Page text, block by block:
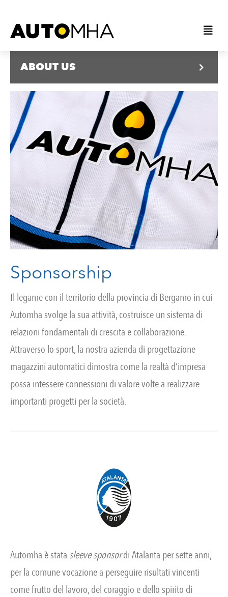
ABOUT US
Sponsorship
Il legame con il territorio della provincia di Bergamo in cui
Automha svolge la sua attività, costruisce un sistema di
relazioni fondamentali di crescita e collaborazione.
Attraverso lo sport, la nostra azienda di progettazione
magazzini automatici dimostra come la realtà d’impresa
possa intessere connessioni di valore volte a realizzare
importanti progetti per la società.
Automha è stata sleeve sponsordi Atalanta per sette anni,
per la comune vocazione a perseguire risultati vincenti
come frutto del lavoro, del coraggio e dello spirito di